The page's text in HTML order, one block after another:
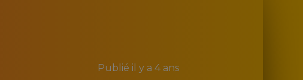
Publié il y a 4 ans